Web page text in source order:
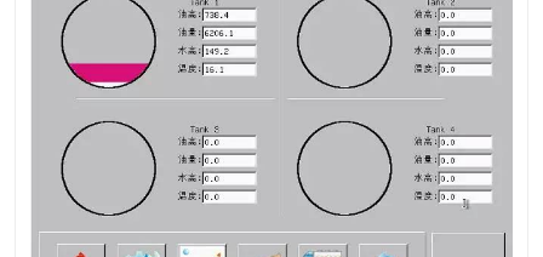
智能仪表 液氮液位计
差压变送器 液位计传感器定制
液氨液位计 物位计
油量传感器 测漏仪
温度变送器 锅炉水位计